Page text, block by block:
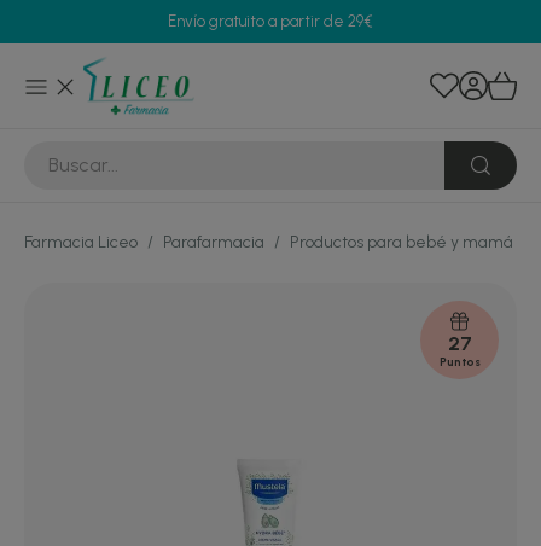
Envío gratuito a partir de 29€
Farmacia Liceo / Parafarmacia / Productos para bebé y mamá
27
Puntos